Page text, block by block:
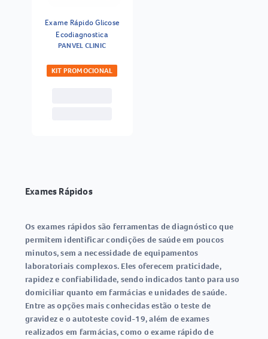
Exame Rápido Glicose
Ecodiagnostica
PANVEL CLINIC
KIT PROMOCIONAL
Exames Rápidos
Os exames rápidos são ferramentas de diagnóstico que
permitem identificar condições de saúde em poucos
minutos, sem a necessidade de equipamentos
laboratoriais complexos. Eles oferecem praticidade,
rapidez e confiabilidade, sendo indicados tanto para uso
domiciliar quanto em farmácias e unidades de saúde.
Entre as opções mais conhecidas estão oteste de
gravideze oautoteste covid-19, além de exames
realizados em farmácias, como oexame rápido de